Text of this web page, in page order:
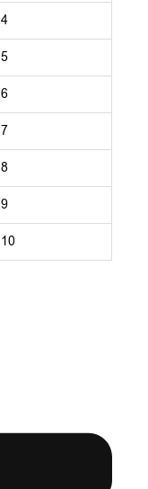
4
5
6
7
8
9
10